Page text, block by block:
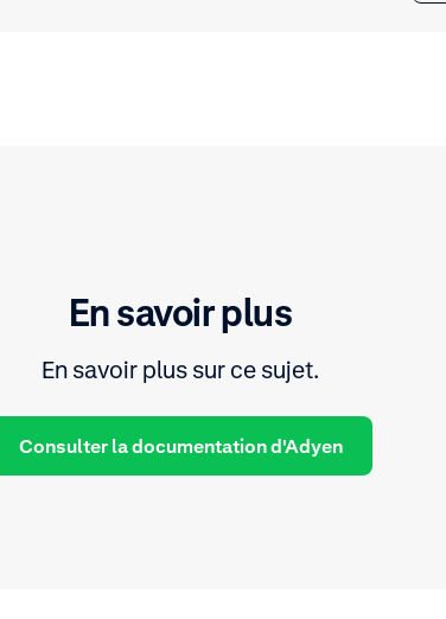
En savoir plus
En savoir plus sur ce sujet.
Consulter la documentation d'Adyen